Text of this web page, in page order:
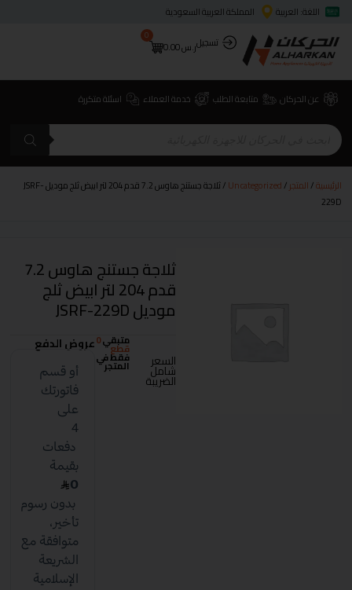
اللغة: العربية
المملكة العربية السعودية
تسجيلر.س0.00
0
عن الحركان متابعة الطلب خدمة العملاء اسئلة متكررة
الرئيسية/المتجر/
Uncategorized
/ ثلاجة جستنج هاوس 7.2 قدم 204 لتر ابيض ثلج موديل JSRF-
229D
ثلاجة جستنج هاوس 7.2
قدم 204 لتر ابيض ثلج
موديل JSRF-229D
السعر
شامل
الضريبة
متبقي0
قطع
فقط في
المتجر
عروض الدفع